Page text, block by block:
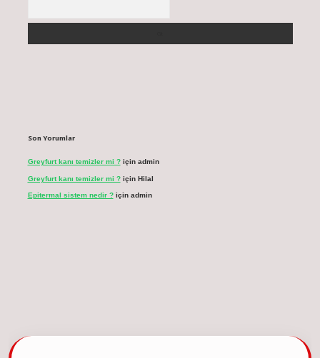
Son Yorumlar
Greyfurt kanı temizler mi ?için admin
Greyfurt kanı temizler mi ?için Hilal
Epitermal sistem nedir ?için admin